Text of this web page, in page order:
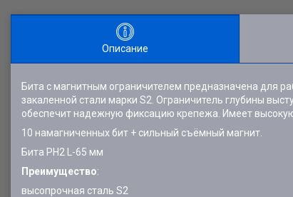
Описание
Бита с магнитным ограничителем предназначена для
закаленной стали марки S2. Ограничитель глубины
обеспечит надежную фиксацию крепежа. Имеет
10 намагниченных бит + сильный съёмный магнит.
Бита PH2 L-65 мм
Преимущество:
высопрочная сталь S2